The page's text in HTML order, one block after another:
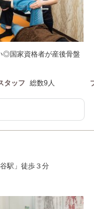
◎国家資格者が産後骨盤
タッフ 総数9人
駅」徒歩３分